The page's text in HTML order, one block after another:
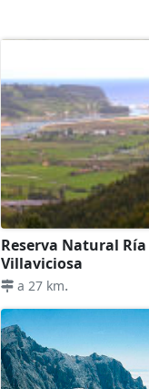
Reserva Natural Ría
Villaviciosa
a 27 km.